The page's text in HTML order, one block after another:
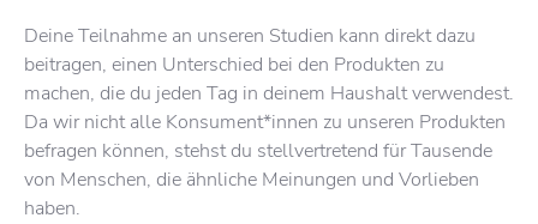
Deine Teilnahme an unseren Studien kann direkt dazu
beitragen, einen Unterschied bei den Produkten zu
machen, die du jeden Tag in deinem Haushalt verwendest.
Da wir nicht alle Konsument*innen zu unseren Produkten
befragen können, stehst du stellvertretend für Tausende
von Menschen, die ähnliche Meinungen und Vorlieben
haben.